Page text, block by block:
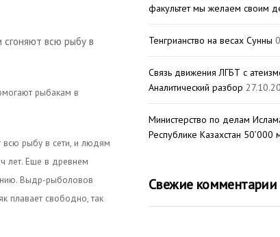
всю рыбу в
рыбакам в
всю рыбу в сети, и людям
лет. Еще в древнем
Выдр-рыболовов
плавает свободно, так
факультет мы желаем своим
Тенгрианство на весах Сунны
Связь движения ЛГБТ с
Аналитический разбор
Министерство по делам
Республике Казахстан 50’000
Свежие комментарии